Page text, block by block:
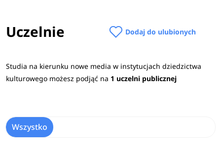
Uczelnie Dodaj do ulubionych
Studia na kierunku nowe media w instytucjach dziedzictwa
kulturowego możesz podjąć na 1 uczelni publicznej
Wszystko